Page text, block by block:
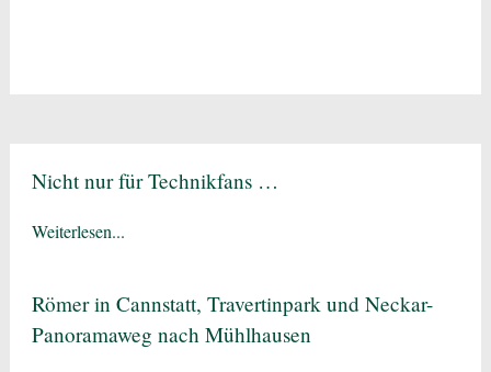
Nicht nur für Technikfans …
Weiterlesen...
Römer in Cannstatt, Travertinpark und Neckar-
Panoramaweg nach Mühlhausen